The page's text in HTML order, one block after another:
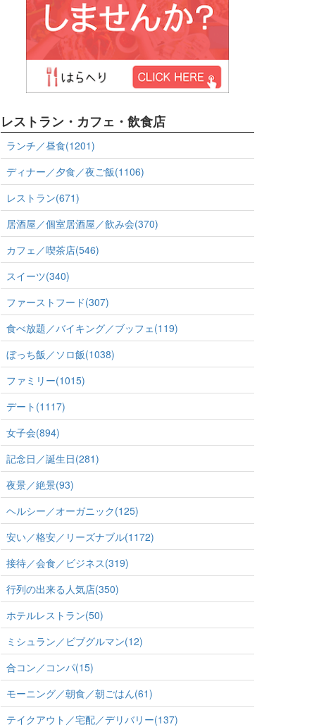
レストラン・カフェ・飲食店
ランチ／昼食(1201)
ディナー／夕食／夜ご飯(1106)
レストラン(671)
居酒屋／個室居酒屋／飲み会(370)
カフェ／喫茶店(546)
スイーツ(340)
ファーストフード(307)
食べ放題／バイキング／ブッフェ(119)
ぼっち飯／ソロ飯(1038)
ファミリー(1015)
デート(1117)
女子会(894)
記念日／誕生日(281)
夜景／絶景(93)
ヘルシー／オーガニック(125)
安い／格安／リーズナブル(1172)
接待／会食／ビジネス(319)
行列の出来る人気店(350)
ホテルレストラン(50)
ミシュラン／ビブグルマン(12)
合コン／コンパ(15)
モーニング／朝食／朝ごはん(61)
テイクアウト／宅配／デリバリー(137)